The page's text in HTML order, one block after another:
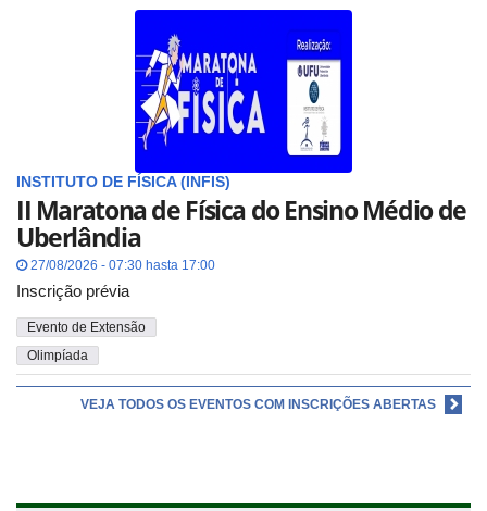
INSTITUTO DE FÍSICA (INFIS)
II Maratona de Física do Ensino Médio de
Uberlândia
27/08/2026 - 07:30 hasta 17:00
Inscrição prévia
Evento de Extensão
Olimpíada
VEJA TODOS OS EVENTOS COM INSCRIÇÕES ABERTAS